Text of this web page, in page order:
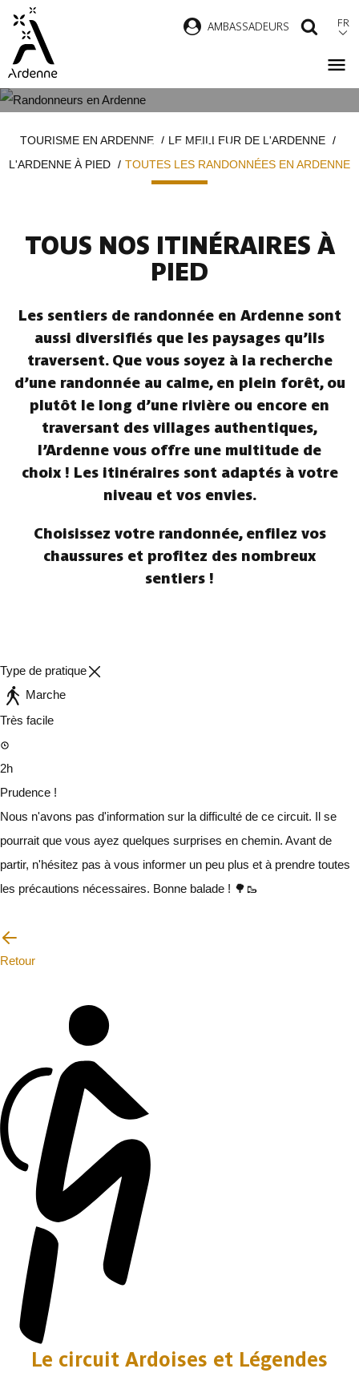
contenu
principal
AMBASSADEURS FR
ARDENNE
d'ArianeTOURISME EN ARDENNE
LE MEILLEUR DE L'ARDENNE
L'ARDENNE À PIED
TOUTES LES RANDONNÉES EN ARDENNE
TOUS NOS ITINÉRAIRES À
PIED
Les sentiers de randonnée en Ardenne sont
aussi diversifiés que les paysages qu’ils
traversent. Que vous soyez à la recherche
d’une randonnée au calme, en plein forêt, ou
plutôt le long d’une rivière ou encore en
traversant des villages authentiques,
l’Ardenne vous offre une multitude de
choix ! Les itinéraires sont adaptés à votre
niveau et vos envies.
Choisissez votre randonnée, enfilez vos
chaussures et profitez des nombreux
sentiers !
Type de pratique
Marche
Très facile
2h
Prudence !
Nous n'avons pas d'information sur la difficulté de ce circuit. Il se
pourrait que vous ayez quelques surprises en chemin. Avant de
partir, n'hésitez pas à vous informer un peu plus et à prendre toutes
les précautions nécessaires. Bonne balade ! 🌳🥾
Retour
Le circuit Ardoises et Légendes